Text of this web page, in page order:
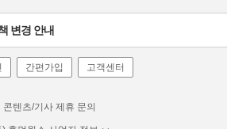
변경 안내
간편가입 고객센터
콘텐츠/기사 제휴 문의